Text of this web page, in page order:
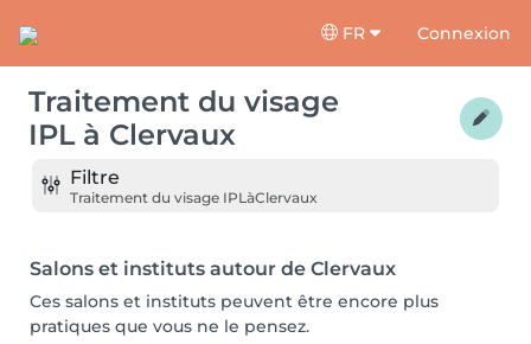
FR Connexion
Traitement du visage
IPL à Clervaux
Filtre
Traitement du visage IPL àClervaux
Salons et instituts autour de Clervaux
Ces salons et instituts peuvent être encore plus
pratiques que vous ne le pensez.